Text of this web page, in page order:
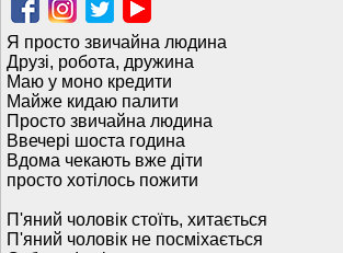
Я просто звичайна людина
Друзі, робота, дружина
Маю у моно кредити
Майже кидаю палити
Просто звичайна людина
Ввечері шоста година
Вдома чекають вже діти
просто хотілось пожити
П'яний чоловік стоїть, хитається
П'яний чоловік не посміхається